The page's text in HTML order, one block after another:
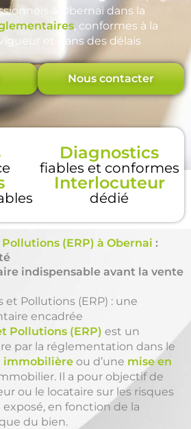
à Obernai dans la
, conformes à la
et dans des délais
Nous contacter
Diagnostics
fiables et conformes
Interlocuteur
dédié
(ERP) à Obernai :
indispensable avant la vente
et Pollutions (ERP) : une
encadrée
Pollutions (ERP) est un
par la réglementation dans le
immobilière ou d’une mise en
Il a pour objectif de
ou le locataire sur les risques
en fonction de la
du bien.